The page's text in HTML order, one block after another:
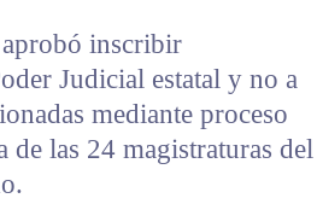
inscribir
Judicial estatal y no a
mediante proceso
de las 24 magistraturas del